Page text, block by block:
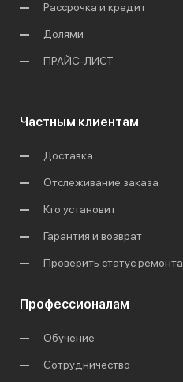
Рассрочка и кредит
Долями
ПРАЙС-ЛИСТ
Частным клиентам
Доставка
Отслеживание заказа
Кто установит
Гарантия и возврат
Проверить статус ремонта
Профессионалам
Обучение
Сотрудничество